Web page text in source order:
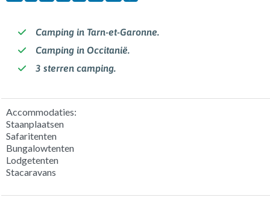
Camping in Tarn-et-Garonne.
Camping in Occitanië.
3 sterren camping.
Accommodaties:
Staanplaatsen
Safaritenten
Bungalowtenten
Lodgetenten
Stacaravans